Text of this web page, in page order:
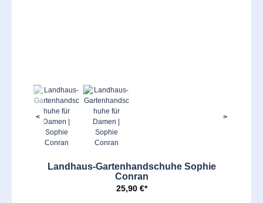
< >
Landhaus-Gartenhandschuhe Sophie
Conran
25,90 €*